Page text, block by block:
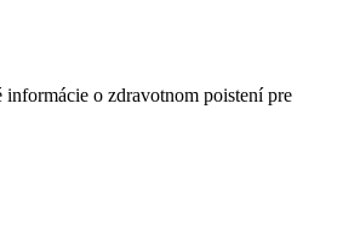
o zdravotnom poistení pre